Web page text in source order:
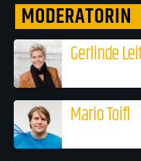
MODERATORIN
Gerlinde
Mario Toifl